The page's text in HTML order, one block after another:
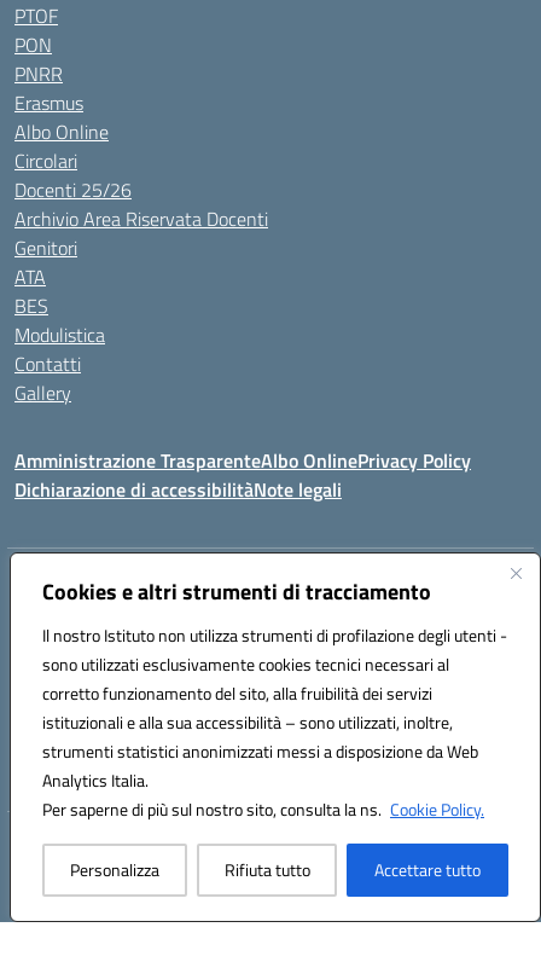
Cookies e altri strumenti di tracciamento
Il nostro Istituto non utilizza strumenti di profilazione degli utenti -
sono utilizzati esclusivamente cookies tecnici necessari al
corretto funzionamento del sito, alla fruibilità dei servizi
istituzionali e alla sua accessibilità – sono utilizzati, inoltre,
strumenti statistici anonimizzati messi a disposizione da Web
Analytics Italia.
Per saperne di più sul nostro sito, consulta la ns. Cookie Policy.
Personalizza Rifiuta tutto Accettare tutto
PTOF
PON
PNRR
Erasmus
Albo Online
Circolari
Docenti 25/26
Archivio Area Riservata Docenti
Genitori
ATA
BES
Modulistica
Contatti
Gallery
Amministrazione TrasparenteAlbo OnlinePrivacy Policy
Dichiarazione di accessibilitàNote legali
Indirizzo:Via Coniugi Crigna – Cap. 89861 – Tropea (VV)
Posta elettronica certificata (PEC):vvic82200d@pec.istruzione.it
Codice fiscale: 96012410799
Codice meccanografico:VVIC82200D
Codice Indice delle Pubbliche Amministrazioni (IPA): istsc_vvic82200d
Codice unico di fatturazione (CUF): UFUKAE
Hosting & Powered by 3D Solution S.r.l.
Concept & Design by Designers Italia